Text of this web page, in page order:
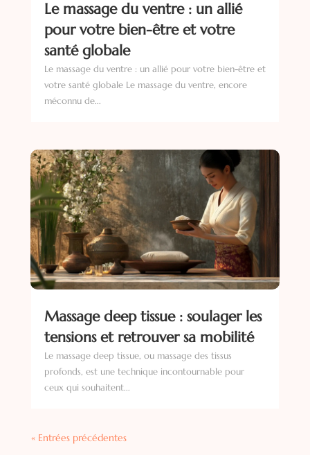
Le massage du ventre : un allié
pour votre bien-être et votre
santé globale
Le massage du ventre : un allié pour votre bien-être et
votre santé globale Le massage du ventre, encore
méconnu de...
Massage deep tissue : soulager les
tensions et retrouver sa mobilité
Le massage deep tissue, ou massage des tissus
profonds, est une technique incontournable pour
ceux qui souhaitent...
« Entrées précédentes